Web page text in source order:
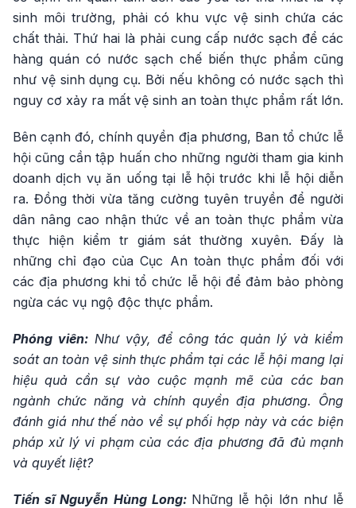
sinh môi trường, phải có khu vực vệ sinh chứa các
chất thải. Thứ hai là phải cung cấp nước sạch để các
hàng quán có nước sạch chế biến thực phẩm cũng
như vệ sinh dụng cụ. Bởi nếu không có nước sạch thì
nguy cơ xảy ra mất vệ sinh an toàn thực phẩm rất lớn.
Bên cạnh đó, chính quyền địa phương, Ban tổ chức lễ
hội cũng cần tập huấn cho những người tham gia kinh
doanh dịch vụ ăn uống tại lễ hội trước khi lễ hội diễn
ra. Đồng thời vừa tăng cường tuyên truyền để người
dân nâng cao nhận thức về an toàn thực phẩm vừa
thực hiện kiểm tr giám sát thường xuyên. Đấy là
những chỉ đạo của Cục An toàn thực phẩm đối với
các địa phương khi tổ chức lễ hội để đảm bảo phòng
ngừa các vụ ngộ độc thực phẩm.
Phóng viên: Như vậy, để công tác quản lý và kiểm
soát an toàn vệ sinh thực phẩm tại các lễ hội mang lại
hiệu quả cần sự vào cuộc mạnh mẽ của các ban
ngành chức năng và chính quyền địa phương. Ông
đánh giá như thế nào về sự phối hợp này và các biện
pháp xử lý vi phạm của các địa phương đã đủ mạnh
và quyết liệt?
Tiến sĩ Nguyễn Hùng Long: Những lễ hội lớn như lễ